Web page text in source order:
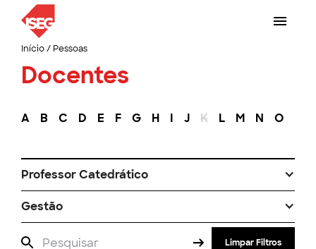
Início/ Pessoas
Docentes
A B C D E F G H I J K L M N O
Professor Catedrático
Gestão
Limpar Filtros